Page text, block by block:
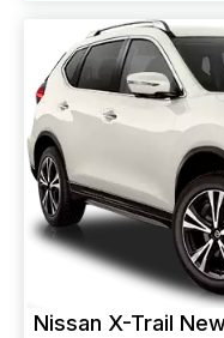
Nissan X-Trail